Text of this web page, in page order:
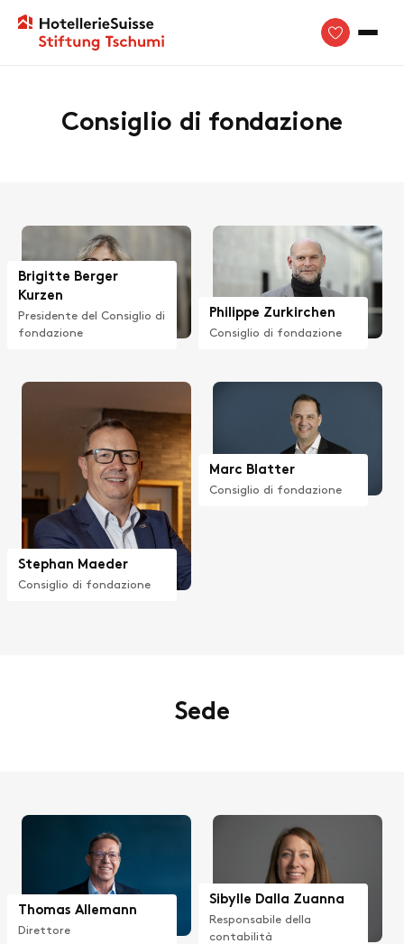
Consiglio di fondazione
Brigitte Berger
Kurzen
Presidente del Consiglio di
fondazione
Philippe Zurkirchen
Consiglio di fondazione
Stephan Maeder
Consiglio di fondazione
Marc Blatter
Consiglio di fondazione
Sede
Thomas Allemann
Direttore
Sibylle Dalla Zuanna
Responsabile della
contabilità